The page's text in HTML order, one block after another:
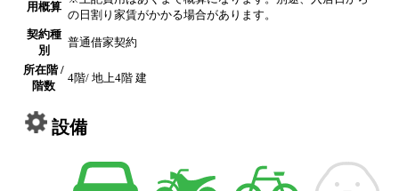
用概算
の日割り家賃がかかる場合があります。
契約種
別
普通借家契約
所在階 /
階数
4階/ 地上4階 建
設備